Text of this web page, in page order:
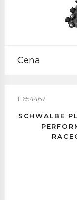
Cena
11654467
SCHWALBE